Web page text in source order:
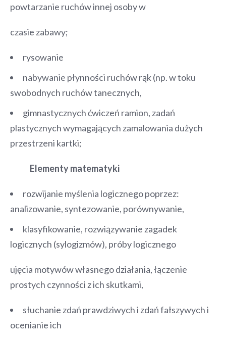
powtarzanie ruchów innej osoby w
czasie zabawy;
rysowanie
nabywanie płynności ruchów rąk (np. w toku
swobodnych ruchów tanecznych,
gimnastycznych ćwiczeń ramion, zadań
plastycznych wymagających zamalowania dużych
przestrzeni kartki;
Elementy matematyki
rozwijanie myślenia logicznego poprzez:
analizowanie, syntezowanie, porównywanie,
klasyfikowanie, rozwiązywanie zagadek
logicznych (sylogizmów), próby logicznego
ujęcia motywów własnego działania, łączenie
prostych czynności z ich skutkami,
słuchanie zdań prawdziwych i zdań fałszywych i
ocenianie ich